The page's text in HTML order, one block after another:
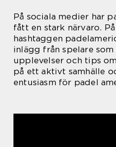
På sociala medier har
fått en stark närvaro.
hashtaggen
inlägg från spelare som
upplevelser och tips
på ett aktivt samhälle
entusiasm för padel